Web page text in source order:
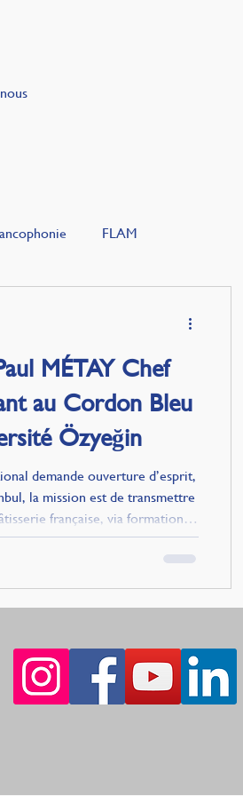
FLAM
MÉTAY Chef
au Cordon Bleu
Özyeğin
demande ouverture d’esprit,
la mission est de transmettre
française, via formations
riche et variée, inspire des
et saveurs locales,
ainsi dans un dialogue